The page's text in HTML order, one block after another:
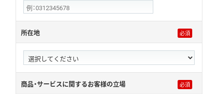
所在地
商品・サービスに関するお客様の立場